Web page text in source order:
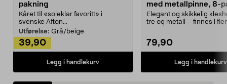
pakning
Kåret til «soleklar favoritt» i
svenske Afton...
Utførelse: Grå/beige
39,90
Legg i handlekurv
med metallpinne, 8-
Elegant og skikkelig
tre og metall – finnes i
79,90
Legg i handlekurv